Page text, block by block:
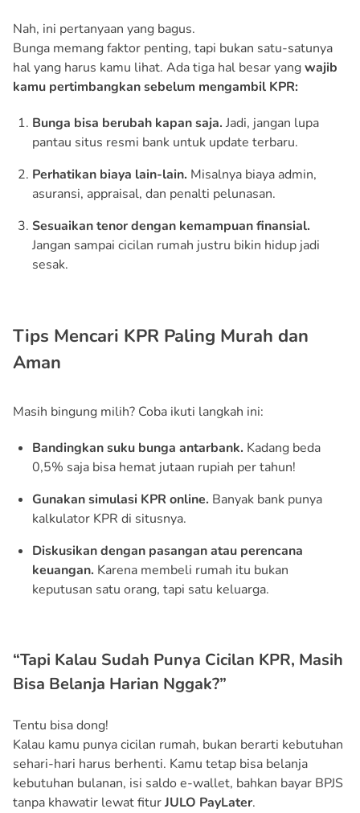
Nah, ini pertanyaan yang bagus.
Bunga memang faktor penting, tapi bukan satu-satunya
hal yang harus kamu lihat. Ada tiga hal besar yangwajib
kamu pertimbangkan sebelum mengambil KPR:
Bunga bisa berubah kapan saja. Jadi, jangan lupa
pantau situs resmi bank untuk update terbaru.
Perhatikan biaya lain-lain. Misalnya biaya admin,
asuransi, appraisal, dan penalti pelunasan.
Sesuaikan tenor dengan kemampuan finansial.
Jangan sampai cicilan rumah justru bikin hidup jadi
sesak.
Tips Mencari KPR Paling Murah dan
Aman
Masih bingung milih? Coba ikuti langkah ini:
Bandingkan suku bunga antarbank. Kadang beda
0,5% saja bisa hemat jutaan rupiah per tahun!
Gunakan simulasi KPR online. Banyak bank punya
kalkulator KPR di situsnya.
Diskusikan dengan pasangan atau perencana
keuangan. Karena membeli rumah itu bukan
keputusan satu orang, tapi satu keluarga.
“Tapi Kalau Sudah Punya Cicilan KPR, Masih
Bisa Belanja Harian Nggak?”
Tentu bisa dong!
Kalau kamu punya cicilan rumah, bukan berarti kebutuhan
sehari-hari harus berhenti. Kamu tetap bisa belanja
kebutuhan bulanan, isi saldo e-wallet, bahkan bayar BPJS
tanpa khawatir lewat fiturJULO PayLater.